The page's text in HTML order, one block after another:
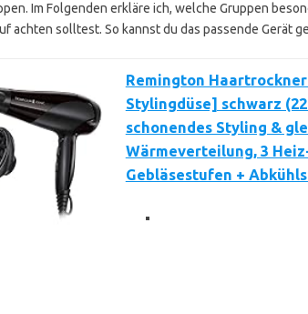
Im Folgenden erkläre ich, welche Gruppen
achten solltest. So kannst du das passende Gerät
Remington
Stylingdüse] schwarz
schonendes Styling &
Wärmeverteilung, 3
Gebläsestufen +